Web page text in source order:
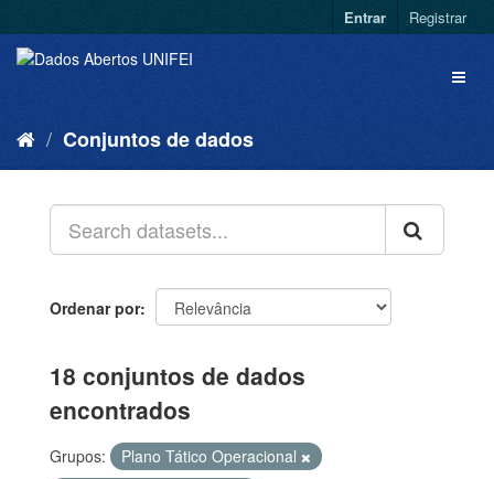
Entrar Registrar
Conjuntos de dados
Ordenar por
18 conjuntos de dados
encontrados
Grupos:
Plano Tático Operacional